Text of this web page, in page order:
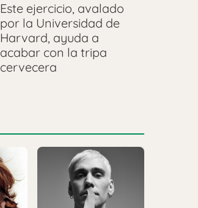
Este ejercicio, avalado
por la Universidad de
Harvard, ayuda a
acabar con la tripa
cervecera